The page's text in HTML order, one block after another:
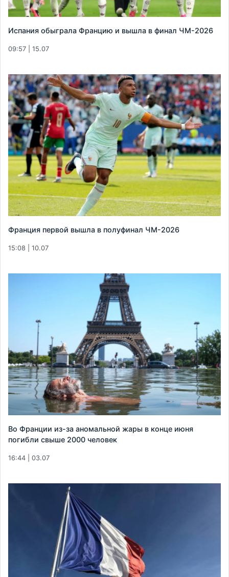
Испания обыграла Францию и вышла в финал ЧМ-2026
09:57 | 15.07
Франция первой вышла в полуфинал ЧМ-2026
15:08 | 10.07
Во Франции из-за аномальной жары в конце июня
погибли свыше 2000 человек
16:44 | 03.07